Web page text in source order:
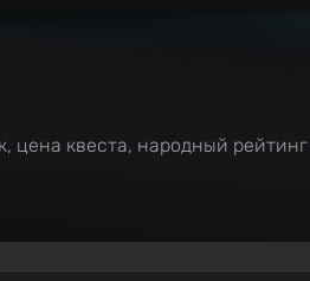
цена квеста, народный рейтинг